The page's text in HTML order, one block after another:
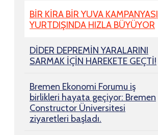
BİR KİRA BİR YUVA KAMPANYASI
YURTDIŞINDA HIZLA BÜYÜYOR
DİDER DEPREMİN YARALARINI
SARMAK İÇİN HAREKETE GEÇTİ!
Bremen Ekonomi Forumu iş
birlikleri hayata geçiyor: Bremen
Constructor Üniversitesi
ziyaretleri başladı.